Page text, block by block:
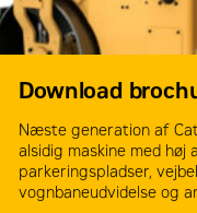
Download
Næste generation af
alsidig maskine med
parkeringspladser,
vognbaneudvidelse og